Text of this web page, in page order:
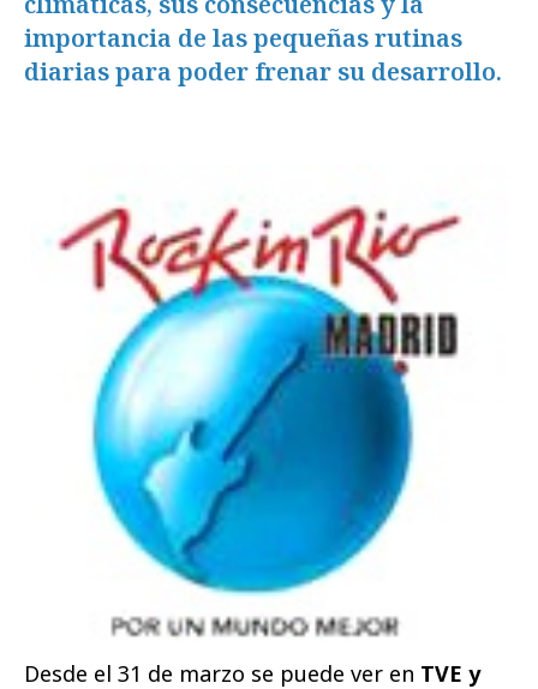
importancia de las pequeñas rutinas
diarias para poder frenar su desarrollo.
Desde el 31 de marzo se puede ver en TVE y